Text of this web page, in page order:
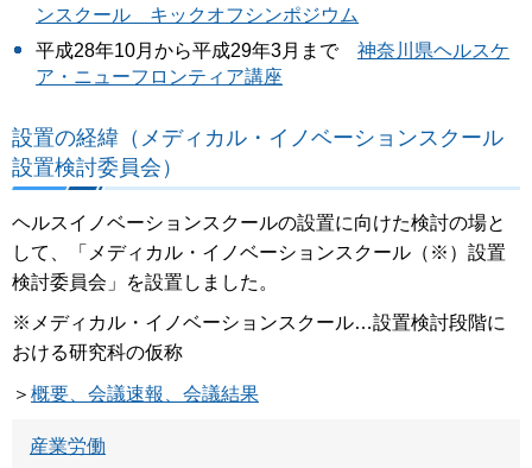
ンスクール キックオフシンポジウム
平成28年10月から平成29年3月まで 神奈川県ヘルスケ
ア・ニューフロンティア講座
設置の経緯（メディカル・イノベーションスクール
設置検討委員会）
ヘルスイノベーションスクールの設置に向けた検討の場と
して、「メディカル・イノベーションスクール（※）設置
検討委員会」を設置しました。
※メディカル・イノベーションスクール…設置検討段階に
おける研究科の仮称
＞ 概要、会議速報、会議結果
産業労働